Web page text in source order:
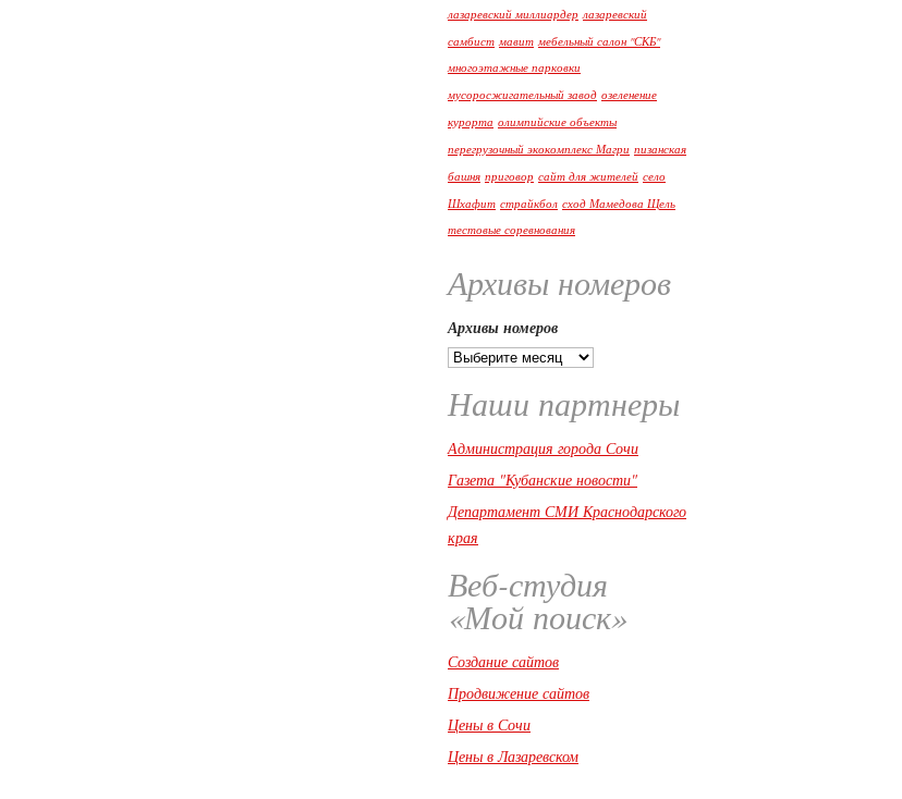
лазаревский миллиардер лазаревский
самбист мавит мебельный салон "СКБ"
многоэтажные парковки
мусоросжигательный завод озеленение
курорта олимпийские объекты
перегрузочный экокомплекс Магри пизанская
башня приговор сайт для жителей село
Шхафит страйкбол сход Мамедова Щель
тестовые соревнования
Архивы номеров
Архивы номеров
Наши партнеры
Администрация города Сочи
Газета "Кубанские новости"
Департамент СМИ Краснодарского
края
Веб-студия
«Мой поиск»
Создание сайтов
Продвижение сайтов
Цены в Сочи
Цены в Лазаревском